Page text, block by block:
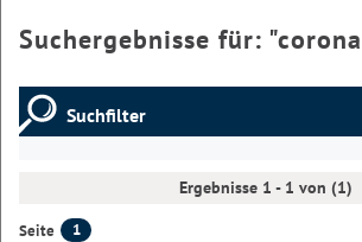
Suchergebnisse für: "corona
Suchfilter
Ergebnisse 1 - 1 von (1)
Seite
1